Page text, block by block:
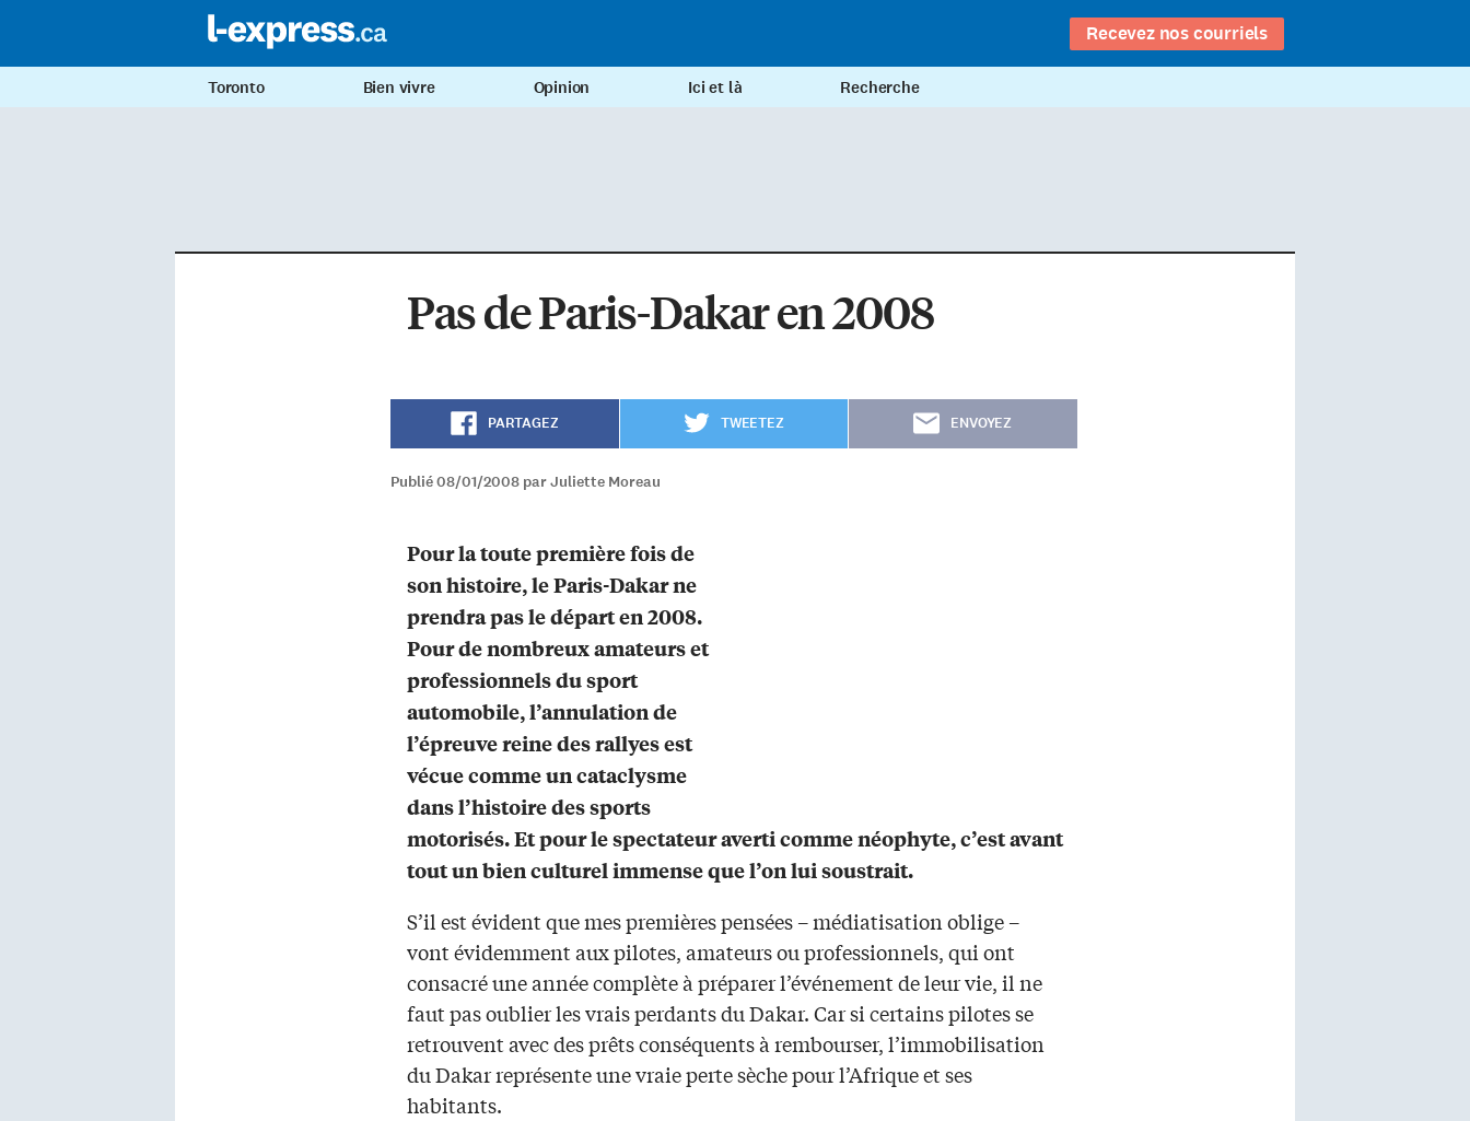
Recevez nos courriels
Toronto Bien vivre Opinion Ici et là Recherche
Pas de Paris-Dakar en 2008
PARTAGEZ TWEETEZ ENVOYEZ
Publié 08/01/2008 par Juliette Moreau
Pour la toute première fois de
son histoire, le Paris-Dakar ne
prendra pas le départ en 2008.
Pour de nombreux amateurs et
professionnels du sport
automobile, l’annulation de
l’épreuve reine des rallyes est
vécue comme un cataclysme
dans l’histoire des sports
motorisés. Et pour le spectateur averti comme néophyte, c’est avant
tout un bien culturel immense que l’on lui soustrait.
S’il est évident que mes premières pensées – médiatisation oblige –
vont évidemment aux pilotes, amateurs ou professionnels, qui ont
consacré une année complète à préparer l’événement de leur vie, il ne
faut pas oublier les vrais perdants du Dakar. Car si certains pilotes se
retrouvent avec des prêts conséquents à rembourser, l’immobilisation
du Dakar représente une vraie perte sèche pour l’Afrique et ses
habitants.